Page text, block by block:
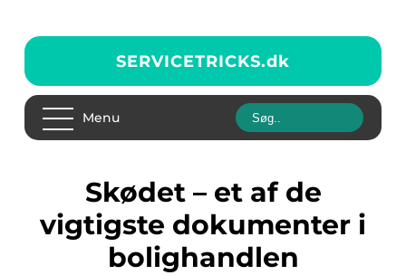
SERVICETRICKS.dk
Menu
Skødet – et af de
vigtigste dokumenter i
bolighandlen